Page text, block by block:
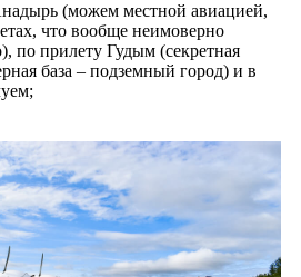
(можем местной авиацией,
что вообще неимоверно
по прилету Гудым (секретная
база – подземный город) и в